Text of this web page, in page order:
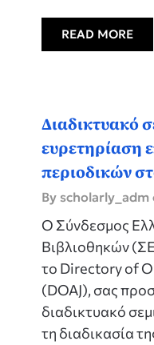
READ MORE
Διαδικτυακό
ευρετηρίαση
περιοδικών
By scholarly_adm
Ο Σύνδεσμος
Βιβλιοθηκών
το Directory of
(DOAJ), σας
διαδικτυακό
τη διαδικασία